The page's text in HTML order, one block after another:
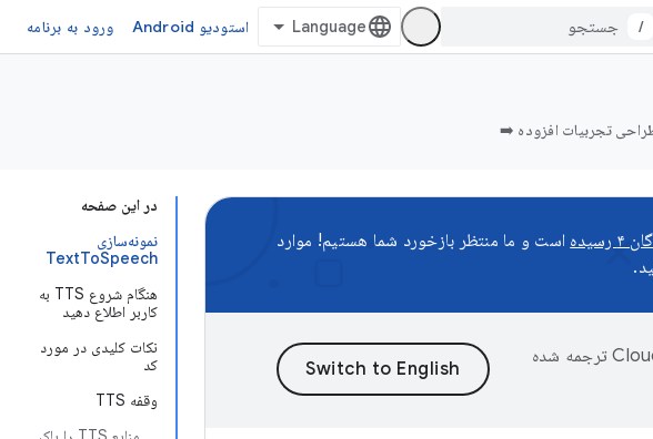
/ استودیو Android ورود به برنامه
تجربیات افزوده ➡️
در این صفحه
نمونه‌سازی
TextToSpeech
هنگام شروع TTS به
کاربر اطلاع دهید
نکات کلیدی در مورد
کد
وقفه TTS
است و ما منتظر بازخورد شما هستیم! موارد
ترجمه شده